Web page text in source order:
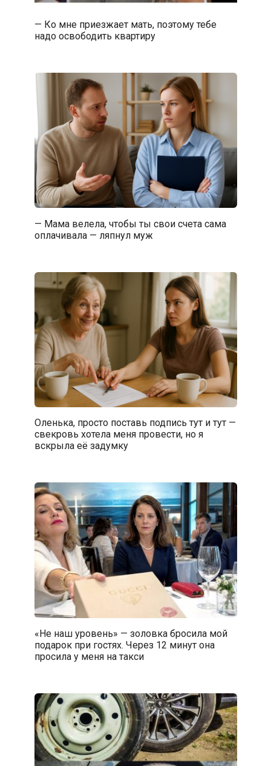
— Ко мне приезжает мать, поэтому тебе
надо освободить квартиру
— Мама велела, чтобы ты свои счета сама
оплачивала — ляпнул муж
Оленька, просто поставь подпись тут и тут —
свекровь хотела меня провести, но я
вскрыла её задумку
«Не наш уровень» — золовка бросила мой
подарок при гостях. Через 12 минут она
просила у меня на такси